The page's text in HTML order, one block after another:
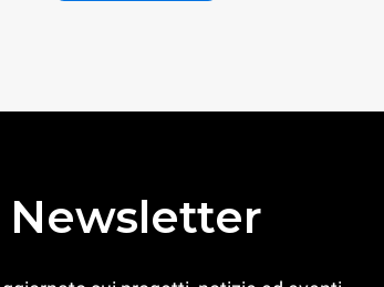
Newsletter